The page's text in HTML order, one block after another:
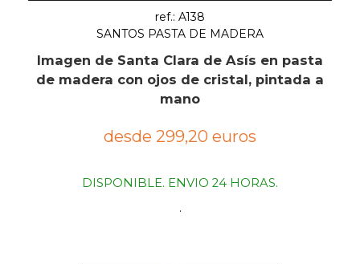
ref.: A138
SANTOS PASTA DE MADERA
Imagen de Santa Clara de Asís en pasta
de madera con ojos de cristal, pintada a
mano
desde 299,20 euros
DISPONIBLE. ENVIO 24 HORAS.
.